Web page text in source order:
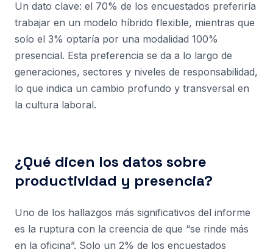
Un dato clave: el 70% de los encuestados preferiría
trabajar en un modelo híbrido flexible, mientras que
solo el 3% optaría por una modalidad 100%
presencial. Esta preferencia se da a lo largo de
generaciones, sectores y niveles de responsabilidad,
lo que indica un cambio profundo y transversal en
la cultura laboral.
¿Qué dicen los datos sobre
productividad y presencia?
Uno de los hallazgos más significativos del informe
es la ruptura con la creencia de que “se rinde más
en la oficina”. Solo un 2% de los encuestados